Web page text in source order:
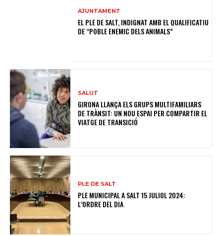
AJUNTAMENT
EL PLE DE SALT, INDIGNAT AMB EL QUALIFICATIU
DE “POBLE ENEMIC DELS ANIMALS”
SALUT
GIRONA LLANÇA ELS GRUPS MULTIFAMILIARS
DE TRÀNSIT: UN NOU ESPAI PER COMPARTIR EL
VIATGE DE TRANSICIÓ
PLE DE SALT
PLE MUNICIPAL A SALT 15 JULIOL 2024:
L’ORDRE DEL DIA